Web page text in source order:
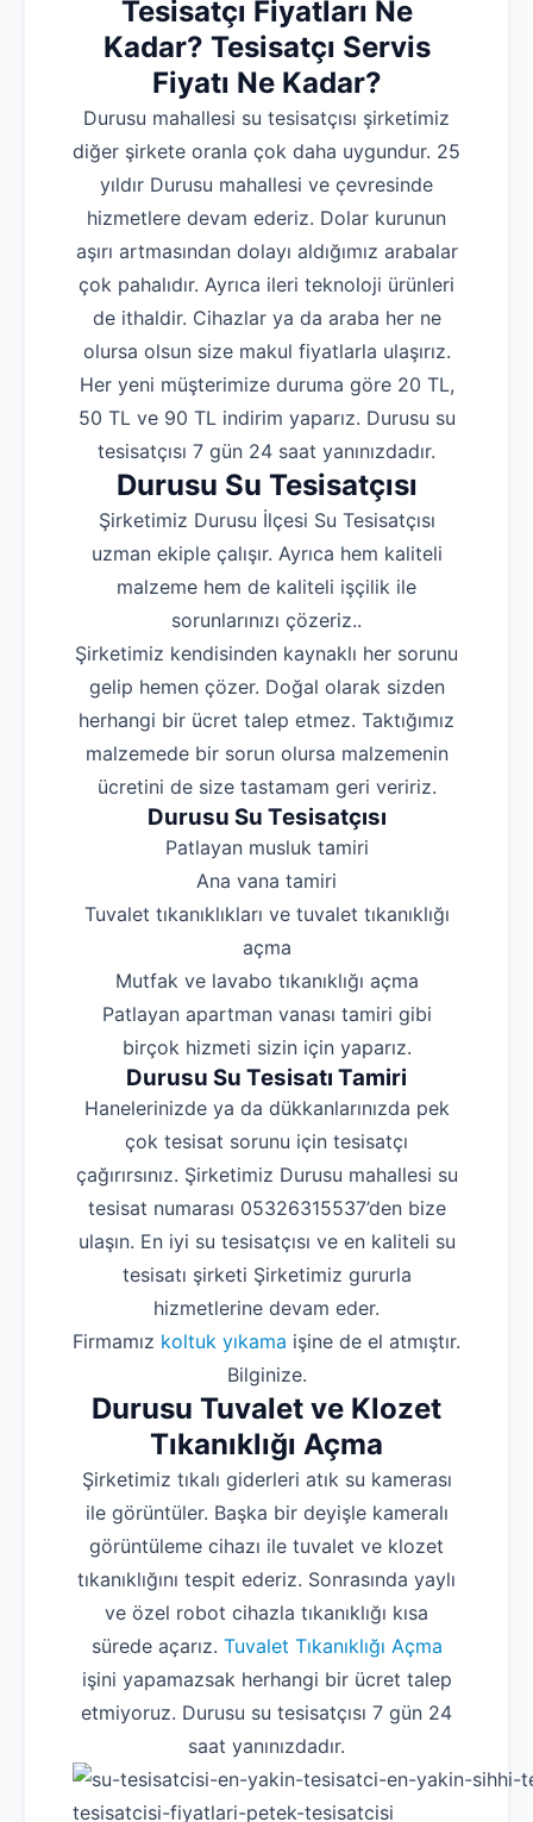
Tesisatçı Fiyatları Ne
Kadar? Tesisatçı Servis
Fiyatı Ne Kadar?
Durusu mahallesi su tesisatçısı şirketimiz
diğer şirkete oranla çok daha uygundur. 25
yıldır Durusu mahallesi ve çevresinde
hizmetlere devam ederiz. Dolar kurunun
aşırı artmasından dolayı aldığımız arabalar
çok pahalıdır. Ayrıca ileri teknoloji ürünleri
de ithaldir. Cihazlar ya da araba her ne
olursa olsun size makul fiyatlarla ulaşırız.
Her yeni müşterimize duruma göre 20 TL,
50 TL ve 90 TL indirim yaparız. Durusu su
tesisatçısı 7 gün 24 saat yanınızdadır.
Durusu Su Tesisatçısı
Şirketimiz Durusu İlçesi Su Tesisatçısı
uzman ekiple çalışır. Ayrıca hem kaliteli
malzeme hem de kaliteli işçilik ile
sorunlarınızı çözeriz..
Şirketimiz kendisinden kaynaklı her sorunu
gelip hemen çözer. Doğal olarak sizden
herhangi bir ücret talep etmez. Taktığımız
malzemede bir sorun olursa malzemenin
ücretini de size tastamam geri veririz.
Durusu Su Tesisatçısı
‌Patlayan musluk tamiri
‌Ana vana tamiri
‌Tuvalet tıkanıklıkları ve tuvalet tıkanıklığı
açma
‌Mutfak ve lavabo tıkanıklığı açma
‌Patlayan apartman vanası tamiri gibi
birçok hizmeti sizin için yaparız.
Durusu Su Tesisatı Tamiri
Hanelerinizde ya da dükkanlarınızda pek
çok tesisat sorunu için tesisatçı
çağırırsınız. Şirketimiz Durusu mahallesi su
tesisat numarası 05326315537’den bize
ulaşın. En iyi su tesisatçısı ve en kaliteli su
tesisatı şirketi Şirketimiz gururla
hizmetlerine devam eder.
Firmamız koltuk yıkama işine de el atmıştır.
Bilginize.
Durusu Tuvalet ve Klozet
Tıkanıklığı Açma
Şirketimiz tıkalı giderleri atık su kamerası
ile görüntüler. Başka bir deyişle kameralı
görüntüleme cihazı ile tuvalet ve klozet
tıkanıklığını tespit ederiz. Sonrasında yaylı
ve özel robot cihazla tıkanıklığı kısa
sürede açarız. Tuvalet Tıkanıklığı Açma
işini yapamazsak herhangi bir ücret talep
etmiyoruz. Durusu su tesisatçısı 7 gün 24
saat yanınızdadır.